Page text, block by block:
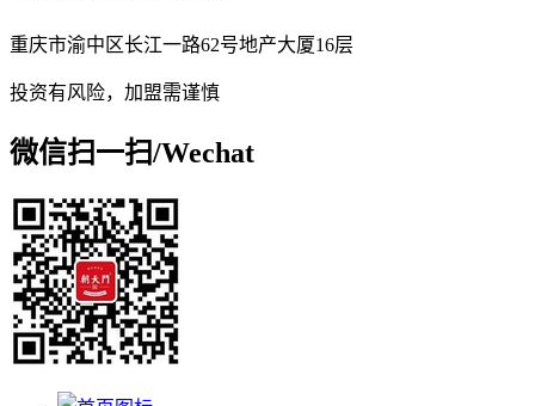
重庆市渝中区长江一路62号地产大厦16层
投资有风险，加盟需谨慎
微信扫一扫/Wechat